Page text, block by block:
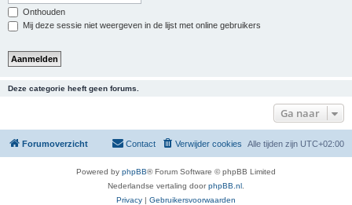
Onthouden
Mij deze sessie niet weergeven in de lijst met online gebruikers
Deze categorie heeft geen forums.
Ga naar
Forumoverzicht Alle tijden zijn UTC+02:00
Verwijder cookies
Contact
Powered by phpBB® Forum Software © phpBB Limited
Nederlandse vertaling doorphpBB.nl
Privacy | Gebruikersvoorwaarden